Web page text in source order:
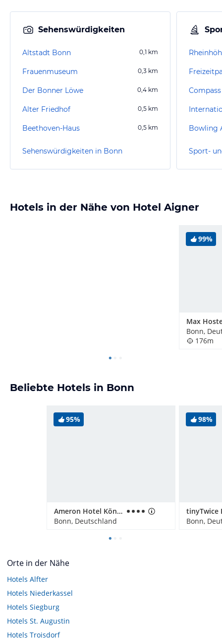
Sehenswürdigkeiten
Altstadt Bonn 0,1 km
Frauenmuseum 0,3 km
Der Bonner Löwe 0,4 km
Alter Friedhof 0,5 km
Beethoven-Haus 0,5 km
Sehenswürdigkeiten in Bonn
Bowling
Sport-
Hotels in der Nähe von Hotel Aigner
99%
Max
Bonn,
176m
Beliebte Hotels in Bonn
95%
Ameron Hotel Königshof
Bonn, Deutschland
98%
Bonn,
Orte in der Nähe
Hotels Alfter
Hotels Niederkassel
Hotels Siegburg
Hotels St. Augustin
Hotels Troisdorf